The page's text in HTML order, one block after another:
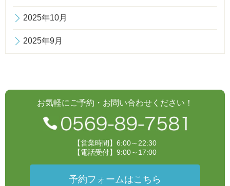
2025年10月
2025年9月
お気軽にご予約・お問い合わせください！
【営業時間】6:00～22:30
【電話受付】9:00～17:00
予約フォームはこちら